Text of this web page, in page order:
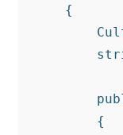
    {
        {